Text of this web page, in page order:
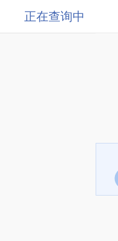
正在查询中